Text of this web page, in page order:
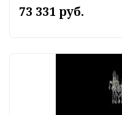
73 331 руб.